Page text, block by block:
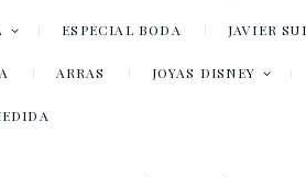
ESPECIAL BODA JAVIER
ARRAS JOYAS DISNEY